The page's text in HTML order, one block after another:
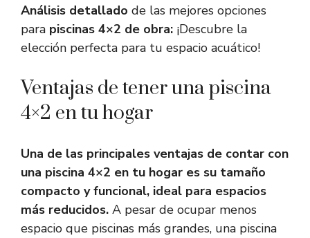
Análisis detallado de las mejores opciones
para piscinas 4×2 de obra: ¡Descubre la
elección perfecta para tu espacio acuático!
Ventajas de tener una piscina
4×2 en tu hogar
Una de las principales ventajas de contar con
una piscina 4×2 en tu hogar es su tamaño
compacto y funcional, ideal para espacios
más reducidos. A pesar de ocupar menos
espacio que piscinas más grandes, una piscina